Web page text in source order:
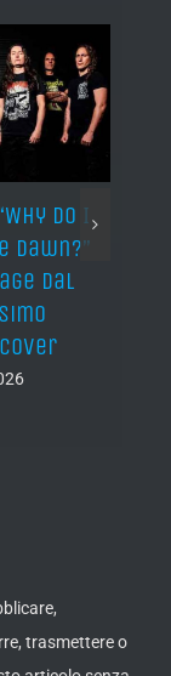
Do I
Dawn?”
dal
trasmettere o